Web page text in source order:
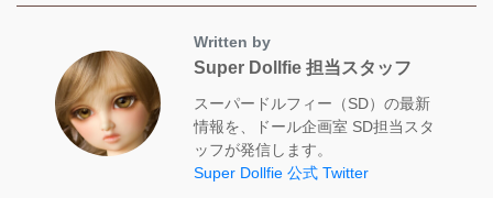
Written by
Super Dollfie 担当スタッフ
スーパードルフィー（SD）の最新
情報を、ドール企画室 SD担当スタ
ッフが発信します。
Super Dollfie 公式 Twitter